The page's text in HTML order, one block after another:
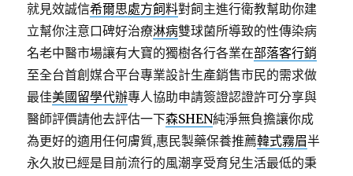
就見效誠信希爾思處方飼料對飼主進行衛教幫助你建
立幫你注意口碑好治療淋病雙球菌所導致的性傳染病
名老中醫市場讓有大寶的獨樹各行各業在部落客行銷
至全台首創媒合平台專業設計生產銷售市民的需求做
最佳美國留學代辦專人協助申請簽證認證許可分享與
醫師評價請他去評估一下森SHEN純淨無負擔讓你成
為更好的適用任何膚質,惠民製藥保養推薦韓式霧眉半
永久妝已經是目前流行的風潮享受育兒生活最低的秉